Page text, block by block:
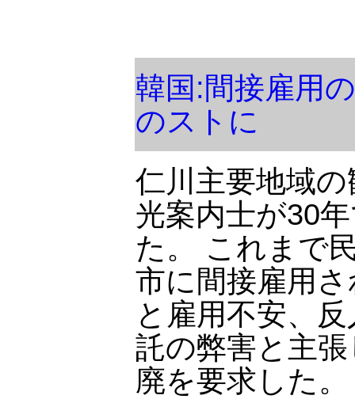
韓国:間接雇用
のストに
仁川主要地域
光案内士が30
た。 これまで
市に間接雇用
と雇用不安、
託の弊害と主
廃を要求した。